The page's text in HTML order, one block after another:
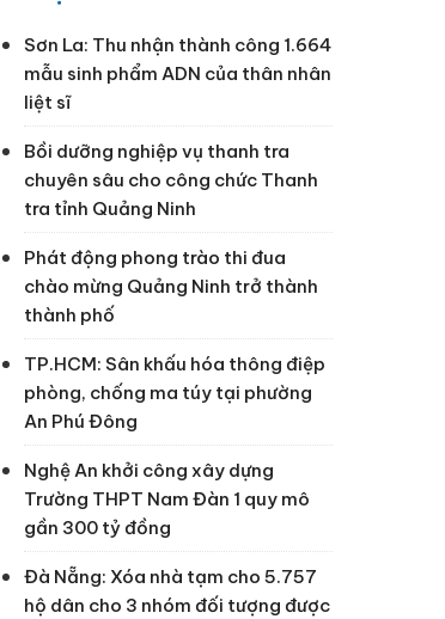
Sơn La: Thu nhận thành công 1.664
mẫu sinh phẩm ADN của thân nhân
liệt sĩ
Bồi dưỡng nghiệp vụ thanh tra
chuyên sâu cho công chức Thanh
tra tỉnh Quảng Ninh
Phát động phong trào thi đua
chào mừng Quảng Ninh trở thành
thành phố
TP.HCM: Sân khấu hóa thông điệp
phòng, chống ma túy tại phường
An Phú Đông
Nghệ An khởi công xây dựng
Trường THPT Nam Đàn 1 quy mô
gần 300 tỷ đồng
Đà Nẵng: Xóa nhà tạm cho 5.757
hộ dân cho 3 nhóm đối tượng được